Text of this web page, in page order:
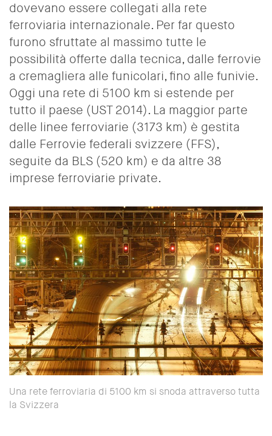
dovevano essere collegati alla rete
ferroviaria internazionale. Per far questo
furono sfruttate al massimo tutte le
possibilità offerte dalla tecnica, dalle ferrovie
a cremagliera alle funicolari, fino alle funivie.
Oggi una rete di 5100 km si estende per
tutto il paese (UST 2014). La maggior parte
delle linee ferroviarie (3173 km) è gestita
dalle Ferrovie federali svizzere (FFS),
seguite da BLS (520 km) e da altre 38
imprese ferroviarie private.
Una rete ferroviaria di 5100 km si snoda attraverso tutta
la Svizzera